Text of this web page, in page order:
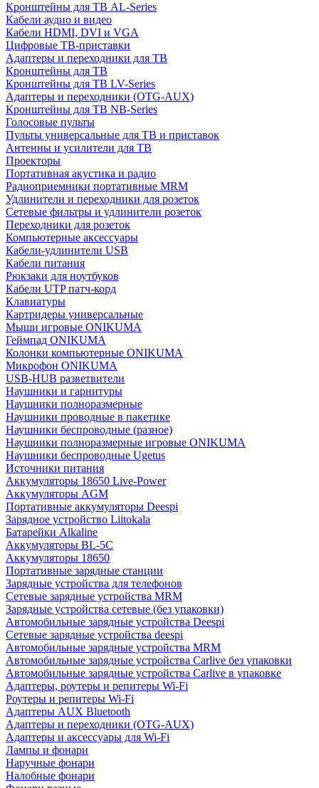
Кронштейны для ТВ AL-Series
Кабели аудио и видео
Кабели HDMI, DVI и VGA
Цифровые ТВ-приставки
Адаптеры и переходники для ТВ
Кронштейны для ТВ
Кронштейны для ТВ LV-Series
Адаптеры и переходники (OTG-AUX)
Кронштейны для ТВ NB-Series
Голосовые пульты
Пульты универсальные для ТВ и приставок
Антенны и усилители для ТВ
Проекторы
Портативная акустика и радио
Радиоприемники портативные MRM
Удлинители и переходники для розеток
Сетевые фильтры и удлинители розеток
Переходники для розеток
Компьютерные аксессуары
Кабели-удлинители USB
Кабели питания
Рюкзаки для ноутбуков
Кабели UTP патч-корд
Клавиатуры
Картридеры универсальные
Мыши игровые ONIKUMA
Геймпад ONIKUMA
Колонки компьютерные ONIKUMA
Микрофон ONIKUMA
USB-HUB разветвители
Наушники и гарнитуры
Наушники полноразмерные
Наушники проводные в пакетике
Наушники беспроводные (разное)
Наушники полноразмерные игровые ONIKUMA
Наушники беспроводные Ugetus
Источники питания
Аккумуляторы 18650 Live-Power
Аккумуляторы АGM
Портативные аккумуляторы Deespi
Зарядное устройство Liitokala
Батарейки Alkaline
Аккумуляторы BL-5C
Аккумуляторы 18650
Портативные зарядные станции
Зарядные устройства для телефонов
Сетевые зарядные устройства MRM
Зарядные устройства сетевые (без упаковки)
Автомобильные зарядные устройства Deespi
Сетевые зарядные устройства deespi
Автомобильные зарядные устройства MRM
Автомобильные зарядные устройства Carlive без упаковки
Автомобильные зарядные устройства Carlive в упаковке
Адаптеры, роутеры и репитеры Wi-Fi
Роутеры и репитеры Wi-Fi
Адаптеры AUX Bluetooth
Адаптеры и переходники (OTG-AUX)
Адаптеры и аксессуары для Wi-Fi
Лампы и фонари
Наручные фонари
Налобные фонари